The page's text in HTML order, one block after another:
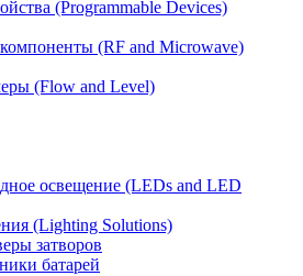
(Programmable Devices)
(RF and Microwave)
(Flow and Level)
освещение (LEDs and LED
(Lighting Solutions)
затворов
батарей